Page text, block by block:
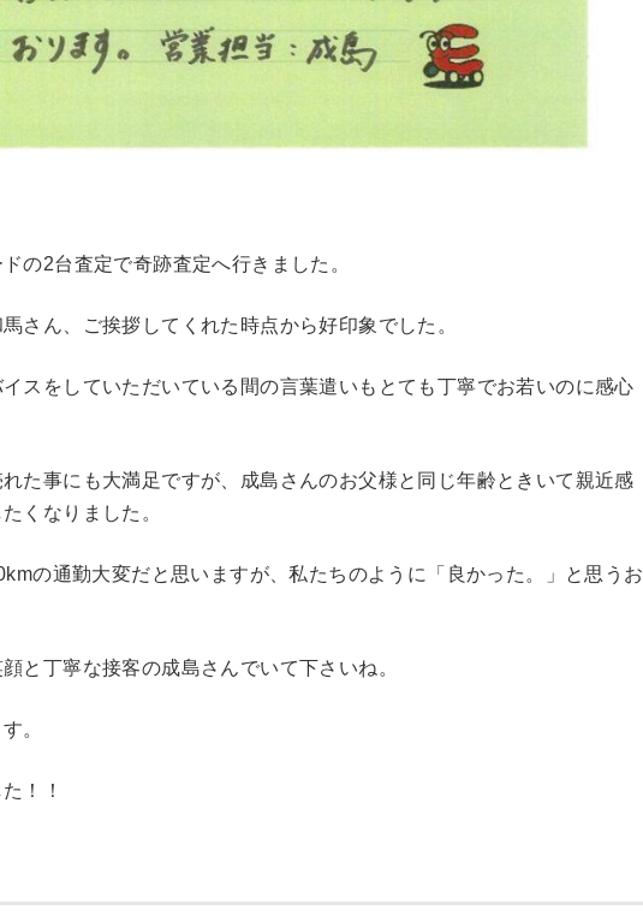
の2台査定で奇跡査定へ行きました。
さん、ご挨拶してくれた時点から好印象でした。
スをしていただいている間の言葉遣いもとても丁寧でお若いのに感心
た事にも大満足ですが、成島さんのお父様と同じ年齢ときいて親近感
くなりました。
の通勤大変だと思いますが、私たちのように「良かった。」と思うお
と丁寧な接客の成島さんでいて下さいね。
。
！！